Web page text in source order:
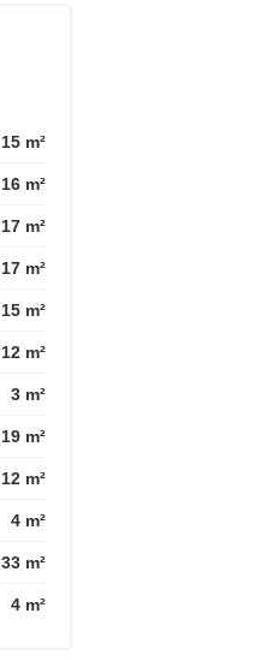
15 m²
16 m²
17 m²
17 m²
15 m²
12 m²
3 m²
19 m²
12 m²
4 m²
33 m²
4 m²